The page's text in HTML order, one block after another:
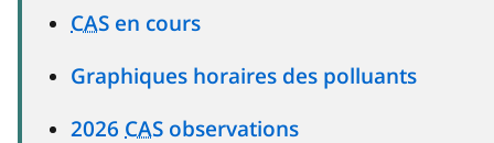
CAS en cours
Graphiques horaires des polluants
2026 CAS observations